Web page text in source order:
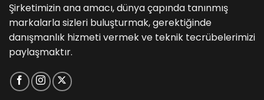
Şirketimizin ana amacı, dünya çapında tanınmış
markalarla sizleri buluşturmak, gerektiğinde
danışmanlık hizmeti vermek ve teknik tecrübelerimizi
paylaşmaktır.